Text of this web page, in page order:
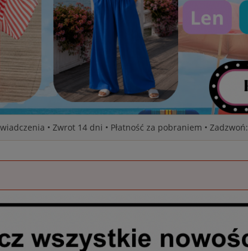
• Zwrot 14 dni • Płatność za pobraniem • Zadzwoń: